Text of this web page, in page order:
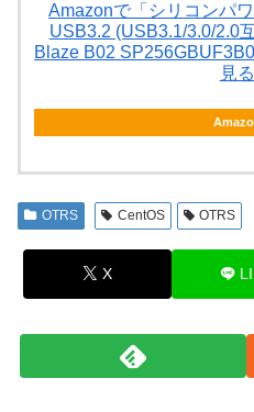
Amazonで「シリコンパ
USB3.2 (USB3.1/3.0/2.0
Blaze B02
見る
OTRS CentOS OTRS
X